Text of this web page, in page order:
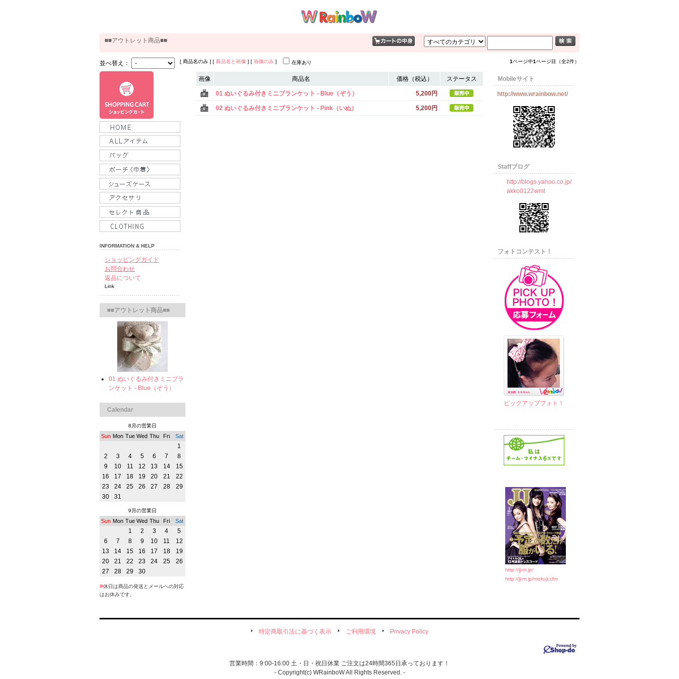
■■アウトレット商品■■
並べ替え： [ 商品名のみ ] [ 商品名と画像 ] [ 画像のみ ] 在庫あり 1ページ中1ページ目（全2件）
画像 商品名 価格（税込） ステータス
01 ぬいぐるみ付きミニブランケット - Blue（ぞう） 5,200円
02 ぬいぐるみ付きミニブランケット - Pink（いぬ） 5,200円
INFORMATION & HELP
ショッピングガイド
お問合わせ
返品について
Link
■■アウトレット商品■■
01 ぬいぐるみ付きミニブラ
ンケット - Blue（ぞう）
Calendar
8月の営業日
Sun Mon Tue Wed Thu Fri Sat
1
2
3 4 5 6 7
8
9
10 11 12 13 14
15
16
17 18 19 20 21
22
23
24 25 26 27 28
29
30
31
9月の営業日
Sun Mon Tue Wed Thu Fri Sat
1 2 3 4
5
6
7 8 9 10 11
12
13
14 15 16 17 18
19
20
21 22 23 24 25
26
27
28 29 30
■休日は商品の発送とメールへの対応
はお休みです。
Mobileサイト
http://www.wrainbow.net/
Staffブログ
http://blogs.yahoo.co.jp/
akko0122wmt
フォトコンテスト！
ピックアップフォト！
http://jj-m.jp/
http://jj-m.jp/mokuji.cfm
特定商取引法に基づく表示 ご利用環境 Privacy Policy
営業時間：9:00-16:00 土・日・祝日休業 ご注文は24時間365日承っております！
- Copyright(c) WRainboW All Rights Reserved. -